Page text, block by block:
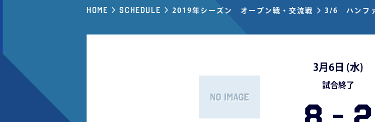
Home Schedule 2019年シーズン オープン戦・交流戦 3/6 ハンファ
3月6日 (水)
試合終了